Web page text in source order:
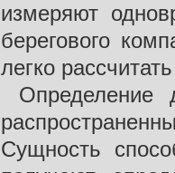
измеряют
берегового
легко
Сущность